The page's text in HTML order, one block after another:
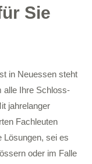
Sie
in Neuessen steht
alle Ihre Schloss-
jahrelanger
Fachleuten
Lösungen, sei es
oder im Falle